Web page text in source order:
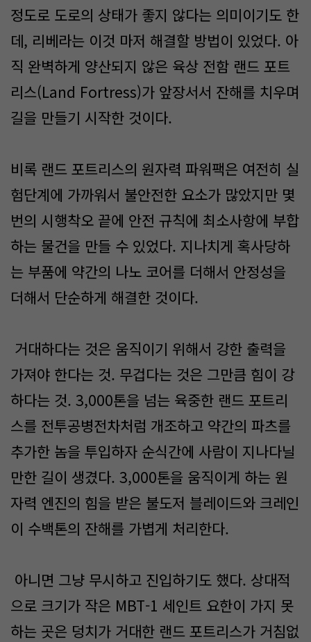
정도로 도로의 상태가 좋지 않다는 의미이기도 한
데, 리베라는 이것 마저 해결할 방법이 있었다. 아
직 완벽하게 양산되지 않은 육상 전함 랜드 포트
리스(Land Fortress)가 앞장서서 잔해를 치우며
길을 만들기 시작한 것이다.
비록 랜드 포트리스의 원자력 파워팩은 여전히 실
험단계에 가까워서 불안전한 요소가 많았지만 몇
번의 시행착오 끝에 안전 규칙에 최소사항에 부합
하는 물건을 만들 수 있었다. 지나치게 혹사당하
는 부품에 약간의 나노 코어를 더해서 안정성을
더해서 단순하게 해결한 것이다.
거대하다는 것은 움직이기 위해서 강한 출력을
가져야 한다는 것. 무겁다는 것은 그만큼 힘이 강
하다는 것. 3,000톤을 넘는 육중한 랜드 포트리
스를 전투공병전차처럼 개조하고 약간의 파츠를
추가한 놈을 투입하자 순식간에 사람이 지나다닐
만한 길이 생겼다. 3,000톤을 움직이게 하는 원
자력 엔진의 힘을 받은 불도저 블레이드와 크레인
이 수백톤의 잔해를 가볍게 처리한다.
아니면 그냥 무시하고 진입하기도 했다. 상대적
으로 크기가 작은 MBT-1 세인트 요한이 가지 못
하는 곳은 덩치가 거대한 랜드 포트리스가 거침없